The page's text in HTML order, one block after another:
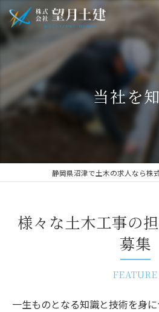
当社を
静岡県沼津で土木の求人なら株
様々な土木工事の
募集
FEATURE
一生ものとなる知識と技術を身